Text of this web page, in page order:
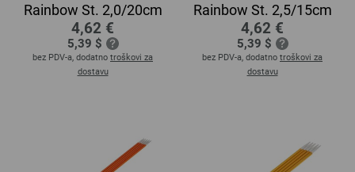
Rainbow St. 2,0/20cm
4,62 €
5,39 $
bez PDV-a, dodatno troškovi za
dostavu
Rainbow St. 2,5/15cm
4,62 €
5,39 $
bez PDV-a, dodatno troškovi za
dostavu